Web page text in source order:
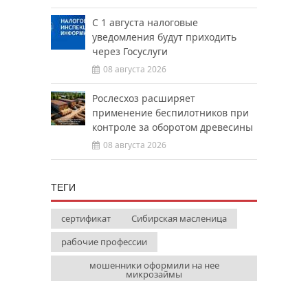
С 1 августа налоговые
уведомления будут приходить
через Госуслуги
08 августа 2026
Рослесхоз расширяет
применение беспилотников при
контроле за оборотом древесины
08 августа 2026
ТЕГИ
сертификат
Сибирская масленица
рабочие профессии
мошенники оформили на нее
микрозаймы